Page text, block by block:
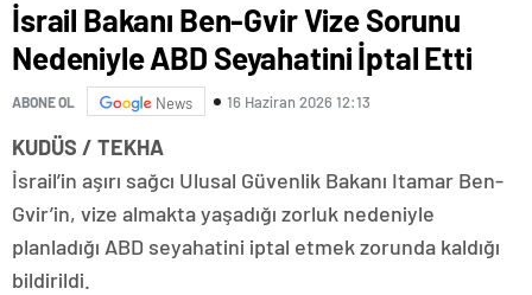
İsrail Bakanı Ben-Gvir Vize Sorunu
Nedeniyle ABD Seyahatini İptal Etti
ABONE OL News 16 Haziran 2026 12:13
KUDÜS / TEKHA
İsrail’in aşırı sağcı Ulusal Güvenlik Bakanı Itamar Ben-
Gvir’in, vize almakta yaşadığı zorluk nedeniyle
planladığı ABD seyahatini iptal etmek zorunda kaldığı
bildirildi.